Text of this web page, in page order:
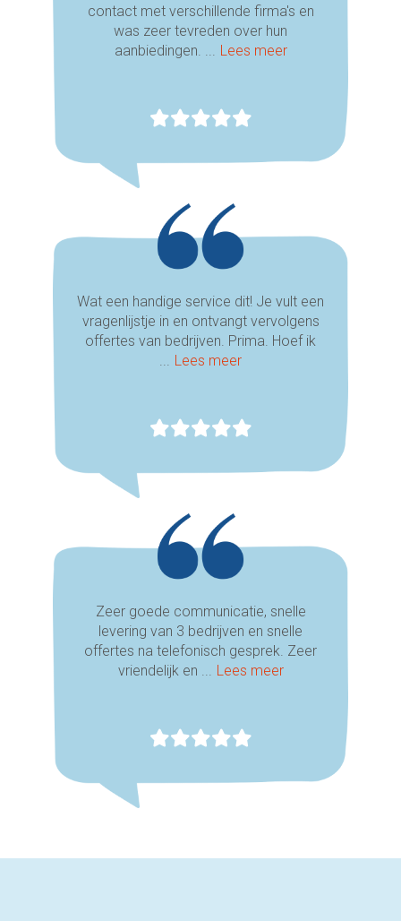
contact met verschillende firma's en
was zeer tevreden over hun
aanbiedingen. ...
Lees meer
Wat een handige service dit! Je vult een
vragenlijstje in en ontvangt vervolgens
offertes van bedrijven. Prima. Hoef ik
Lees meer
Zeer goede communicatie, snelle
levering van 3 bedrijven en snelle
offertes na telefonisch gesprek. Zeer
vriendelijk en ...
Lees meer